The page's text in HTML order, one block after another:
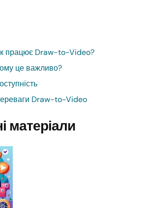
працює Draw-to-Video?
це важливо?
Draw-to-Video
матеріали